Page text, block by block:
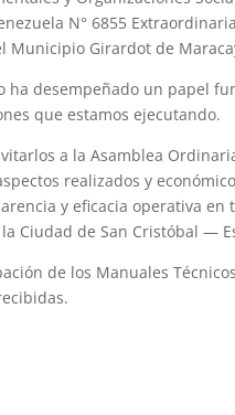
N° 6855
Municipio Girardot de
ha desempeñado un papel
que estamos ejecutando.
a laAsamblea
realizados y
y eficacia operativa en
Ciudad de San Cristóbal —
de los Manuales Técnicos